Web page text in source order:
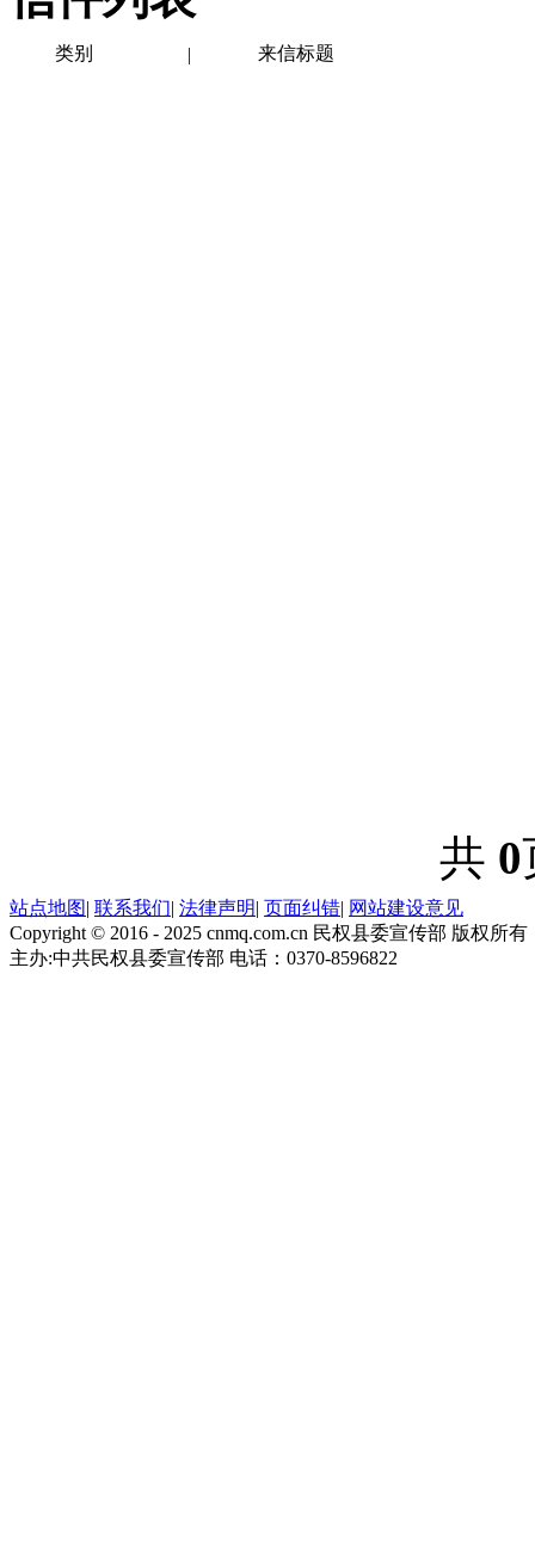
类别 | 来信标题
共 0
站点地图| 联系我们| 法律声明| 页面纠错| 网站建设意见
Copyright © 2016 - 2025 cnmq.com.cn 民权县委宣传部 版权所有
主办:中共民权县委宣传部 电话：0370-8596822